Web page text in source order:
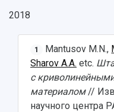
Public Relations
Bachelor’s Degree/
Master's Degree
Postgraduate
Study Programs
Grants and support
Research
Partnership
History
Rankings
Strategical
Campus
Staff
Visa and
How to get to the
Wi-Fi
Public organizations
Health
Internal rules for
Adaptation
2018
1 Mantusov M.N.,
Sharov A.A. etc.
с
материалом//
научного центра